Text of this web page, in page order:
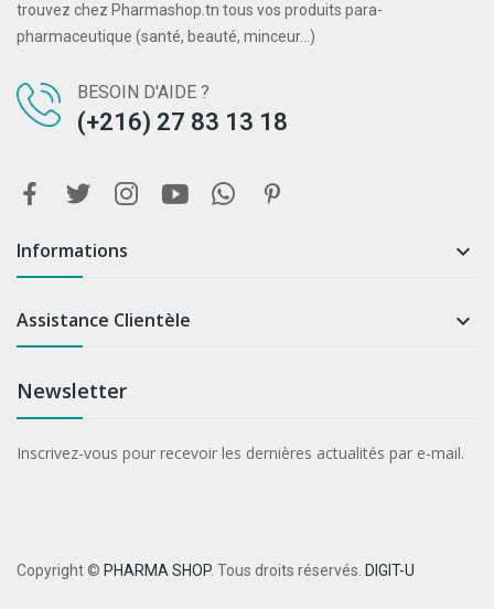
trouvez chez Pharmashop.tn tous vos produits para-
pharmaceutique (santé, beauté, minceur...)
BESOIN D'AIDE ?
(+216) 27 83 13 18
Informations 
Assistance Clientèle 
Newsletter
Inscrivez-vous pour recevoir les dernières actualités par e-mail.
Copyright © PHARMA SHOP. Tous droits réservés. DIGIT-U